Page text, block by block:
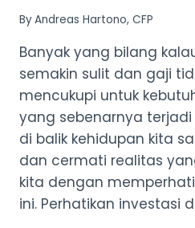
ByAndreas Hartono, CFP
Banyak yang bilang
semakin sulit dan gaji
mencukupi untuk
yang sebenarnya
di balik kehidupan kita
dan cermati realitas
kita dengan
ini. Perhatikan investasi